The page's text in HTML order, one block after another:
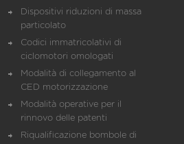
Dispositivi riduzioni di massa
particolato
Codici immatricolativi di
ciclomotori omologati
Modalità di collegamento al
CED motorizzazione
Modalità operative per il
rinnovo delle patenti
Riqualificazione bombole di